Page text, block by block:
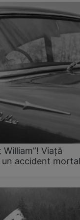
Viață
accident mortal